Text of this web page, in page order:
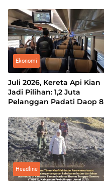
Pasaran
Ekonomi
Juli 2026, Kereta Api Kian
Jadi Pilihan: 1,2 Juta
Pelanggan Padati Daop 8
Headline